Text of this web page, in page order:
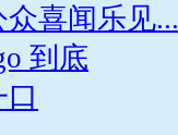
众喜闻乐见...